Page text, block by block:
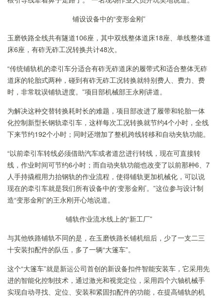
铺设设备中的“变形金刚”
玉磨铁路全线共有隧道106座，其中双线整体道床18座、 单线整体道
床6座，有砟无砟工况转换共计48次。
“传统铺轨机的牵引车分适合有砟无砟道床的履带式和适合整体无砟
道床的轮胎式两种，碰到有砟无砟工况转换就特别费人、费力、费
时，非常耽误铺轨进度。”项目部机械部王永刚讲道。
为解决这种交替转换耗时长的难题，项目部改进了履带和轮胎一体
化控制新型长钢轨牵引车，这样每次工况转换就节约4个小时，全线
下来节约192个小时；同时还增加了整机跨线转移和自动夹轨功能。
“以前牵引车转线必须借助汽车或者道岔进行转线，现在可直接转
线，作业时间可节约6小时；而自动夹轨功能也改变了以前那种6、7
人手持撬棍用力抬钢轨的作业流程，使得铺轨更加机械化，可以说
现在的牵引车就是我们所有设备中的‘变形金刚’。”这位参与设计制
造“变形金刚”的王永刚开心地说道。
铺轨作业流水线上的“新工厂”
与其他铁路铺轨不同的是，在玉磨铁路长铺机组后，少了一支二三
十安装扣配件的队伍，多了一辆“大篷车”。
这个“大篷车”就是新运公司首创的新设备扣件智能安装车， 它采用先
进的智能化控制技术，通过激光和视觉定位，采用四个六轴机械手
实现自动寻找、定位、安装和紧固扣配件的功能，在提高铺轨的机